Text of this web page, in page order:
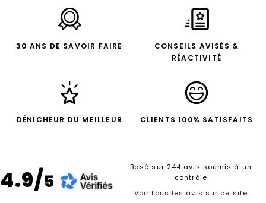
30 ANS DE SAVOIR FAIRE
CONSEILS AVISÉS &
RÉACTIVITÉ
DÉNICHEUR DU MEILLEUR CLIENTS 100% SATISFAITS
4.9/5
Basé sur 244 avis soumis à un
contrôle
Voir tous les avis sur ce site